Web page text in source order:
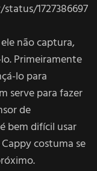
1727386697
não captura,
Primeiramente
lo para
serve para fazer
de
bem difícil usar
costuma se